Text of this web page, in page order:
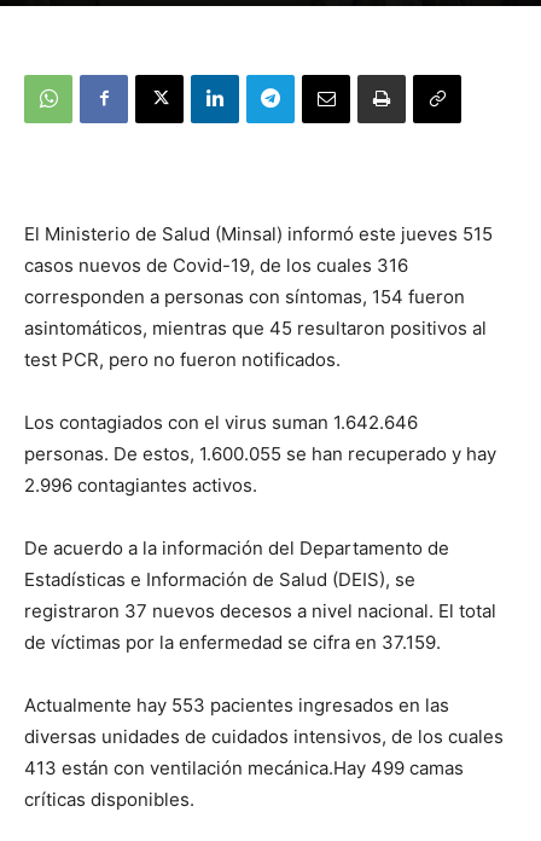
El Ministerio de Salud (Minsal) informó este jueves 515
casos nuevos de Covid-19, de los cuales 316
corresponden a personas con síntomas, 154 fueron
asintomáticos, mientras que 45 resultaron positivos al
test PCR, pero no fueron notificados.
Los contagiados con el virus suman 1.642.646
personas. De estos, 1.600.055 se han recuperado y hay
2.996 contagiantes activos.
De acuerdo a la información del Departamento de
Estadísticas e Información de Salud (DEIS), se
registraron 37 nuevos decesos a nivel nacional. El total
de víctimas por la enfermedad se cifra en 37.159.
Actualmente hay 553 pacientes ingresados en las
diversas unidades de cuidados intensivos, de los cuales
413 están con ventilación mecánica.Hay 499 camas
críticas disponibles.